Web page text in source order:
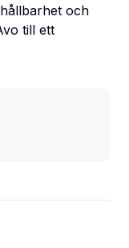
och
till ett